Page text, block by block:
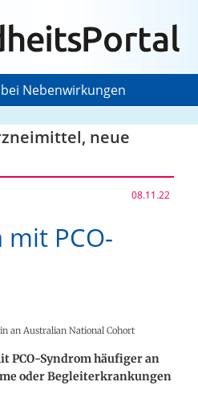
Nebenwirkungen
neue
08.11.22
PCO-
an Australian National Cohort
PCO-Syndrom häufiger an
oder Begleiterkrankungen